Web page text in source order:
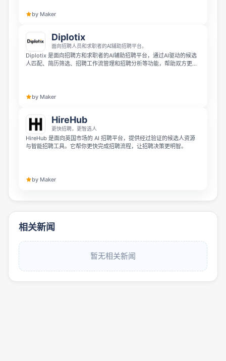
by Maker
Diplotix
面向招聘人员和求职者的AI辅助招聘平台。
Diplotix 是面向招聘方和求职者的AI辅助招聘平台，通过AI驱动的候选
人匹配、简历筛选、招聘工作流管理和招聘分析等功能，帮助双方更高
by Maker
HireHub
更快招聘，更智选人
HireHub 是面向英国市场的 AI 招聘平台，提供经过验证的候选人资源
与智能招聘工具。它帮你更快完成招聘流程，让招聘决策更明智。
by Maker
相关新闻
暂无相关新闻